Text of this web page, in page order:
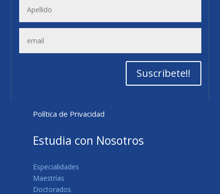
Suscribete!!
Política de Privacidad
Estudia con Nosotros
Especialidades
Maestrías
Doctorados